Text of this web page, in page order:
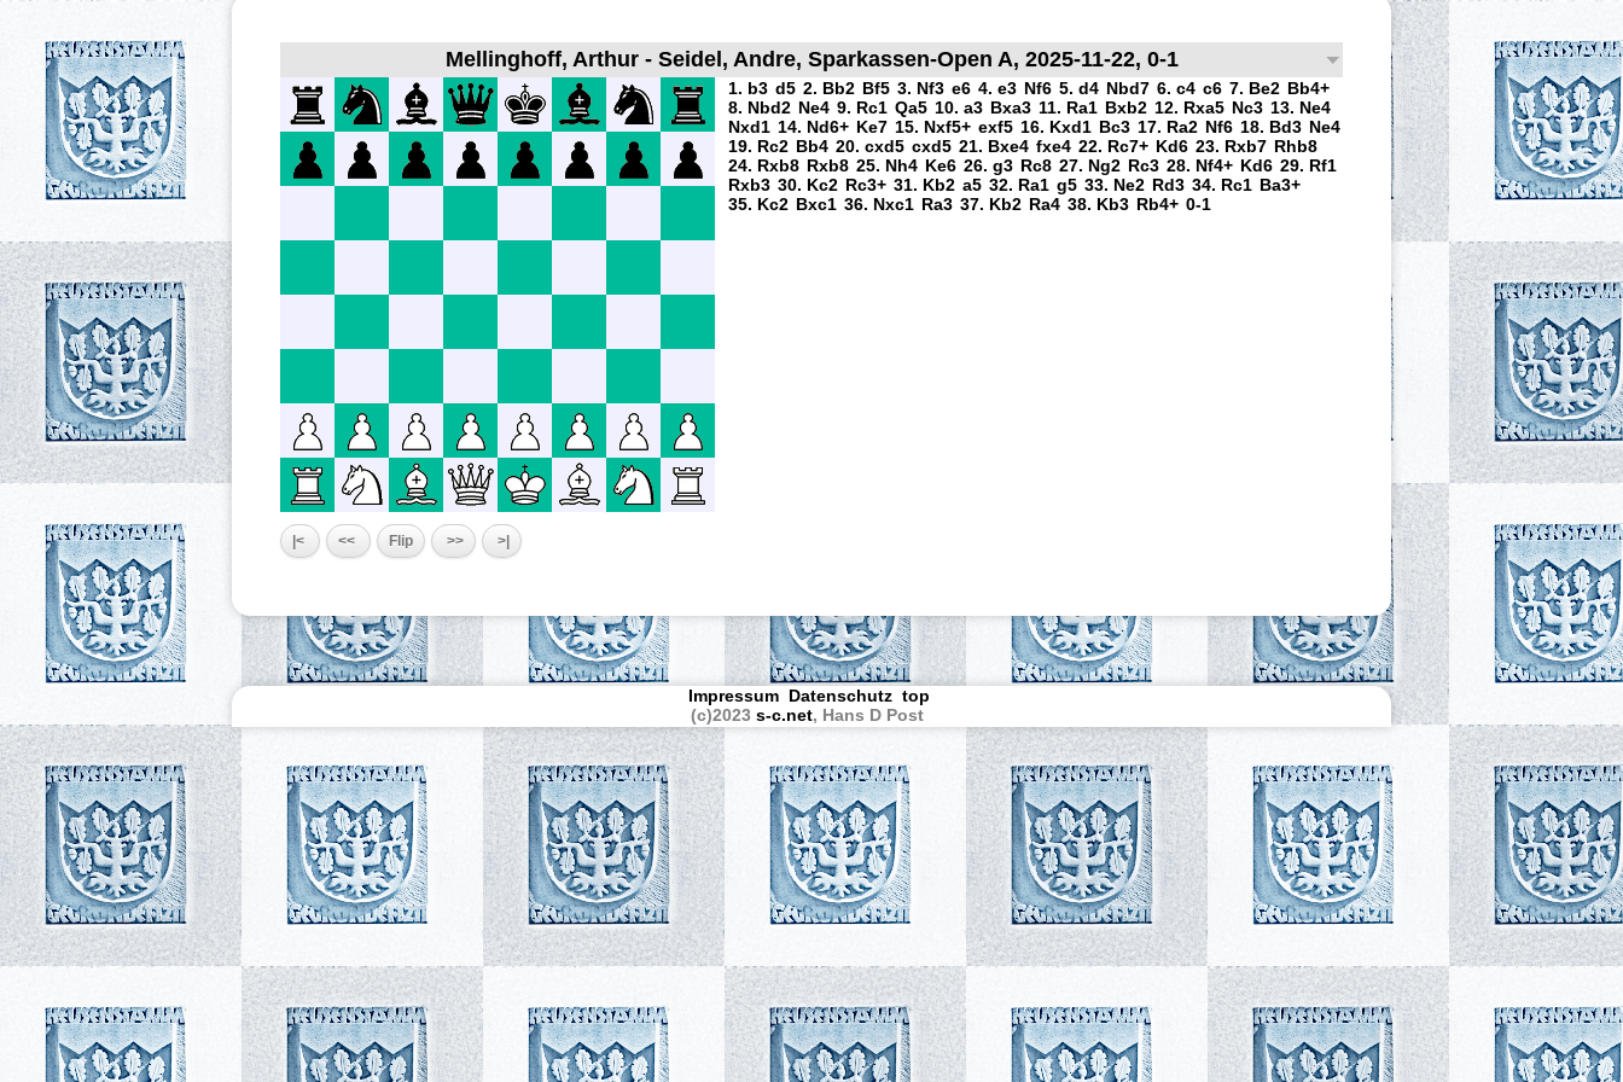
Mellinghoff, Arthur - Seidel, Andre, Sparkassen-Open A, 2025-11-22, 0-1
1. b3 d5 2. Bb2 Bf5 3. Nf3 e6 4. e3 Nf6 5. d4 Nbd7 6. c4 c6 7. Be2 Bb4+
8. Nbd2 Ne4 9. Rc1 Qa5 10. a3 Bxa3 11. Ra1 Bxb2 12. Rxa5 Nc3 13. Ne4
Nxd1 14. Nd6+ Ke7 15. Nxf5+ exf5 16. Kxd1 Bc3 17. Ra2 Nf6 18. Bd3 Ne4
19. Rc2 Bb4 20. cxd5 cxd5 21. Bxe4 fxe4 22. Rc7+ Kd6 23. Rxb7 Rhb8
24. Rxb8 Rxb8 25. Nh4 Ke6 26. g3 Rc8 27. Ng2 Rc3 28. Nf4+ Kd6 29. Rf1
Rxb3 30. Kc2 Rc3+ 31. Kb2 a5 32. Ra1 g5 33. Ne2 Rd3 34. Rc1 Ba3+
35. Kc2 Bxc1 36. Nxc1 Ra3 37. Kb2 Ra4 38. Kb3 Rb4+ 0-1
|< << Flip >> >|
Impressum Datenschutz top
(c)2023 s-c.net, Hans D Post